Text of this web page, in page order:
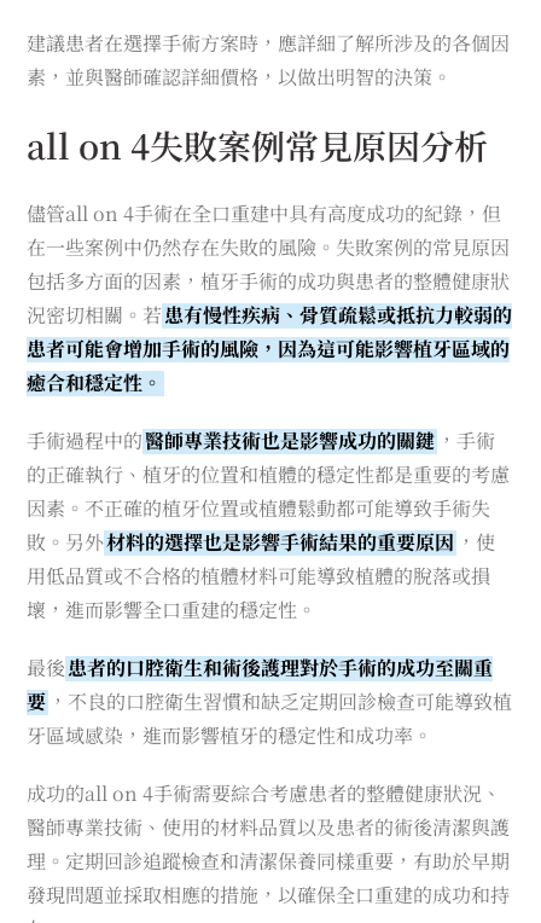
建議患者在選擇手術方案時，應詳細了解所涉及的各個因
素，並與醫師確認詳細價格，以做出明智的決策。
all on 4失敗案例常見原因分析
儘管all on 4手術在全口重建中具有高度成功的紀錄，但
在一些案例中仍然存在失敗的風險。失敗案例的常見原因
包括多方面的因素，植牙手術的成功與患者的整體健康狀
況密切相關。若患有慢性疾病、骨質疏鬆或抵抗力較弱的
患者可能會增加手術的風險，因為這可能影響植牙區域的
癒合和穩定性。
手術過程中的醫師專業技術也是影響成功的關鍵 ，手術
的正確執行、植牙的位置和植體的穩定性都是重要的考慮
因素。不正確的植牙位置或植體鬆動都可能導致手術失
敗。另外材料的選擇也是影響手術結果的重要原因 ，使
用低品質或不合格的植體材料可能導致植體的脫落或損
壞，進而影響全口重建的穩定性。
最後患者的口腔衛生和術後護理對於手術的成功至關重
要 ，不良的口腔衛生習慣和缺乏定期回診檢查可能導致植
牙區域感染，進而影響植牙的穩定性和成功率。
成功的all on 4手術需要綜合考慮患者的整體健康狀況、
醫師專業技術、使用的材料品質以及患者的術後清潔與護
理。定期回診追蹤檢查和清潔保養同樣重要，有助於早期
發現問題並採取相應的措施，以確保全口重建的成功和持